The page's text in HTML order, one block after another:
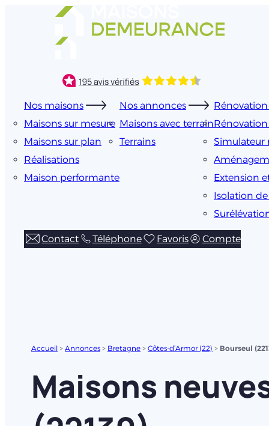
Nos maisons
Maisons sur mesure
Maisons sur plan
Réalisations
Maison performante
Nos annonces
Maisons avec terrain
Terrains
Simulateur
Extension
Isolation
Contact Téléphone Favoris Compte
Accueil > Annonces > Bretagne > Côtes-d’Armor (22) > Bourseul
Maisons